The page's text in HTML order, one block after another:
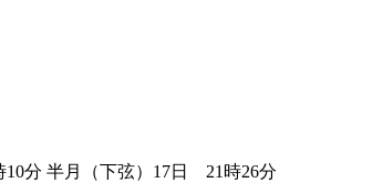
半月（下弦）17日 21時26分